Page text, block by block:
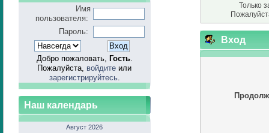
Имя
пользователя:
Пароль:
Добро пожаловать, Гость.
Пожалуйста, войдите или
зарегистрируйтесь.
Наш календарь
Август 2026
Только
Вход